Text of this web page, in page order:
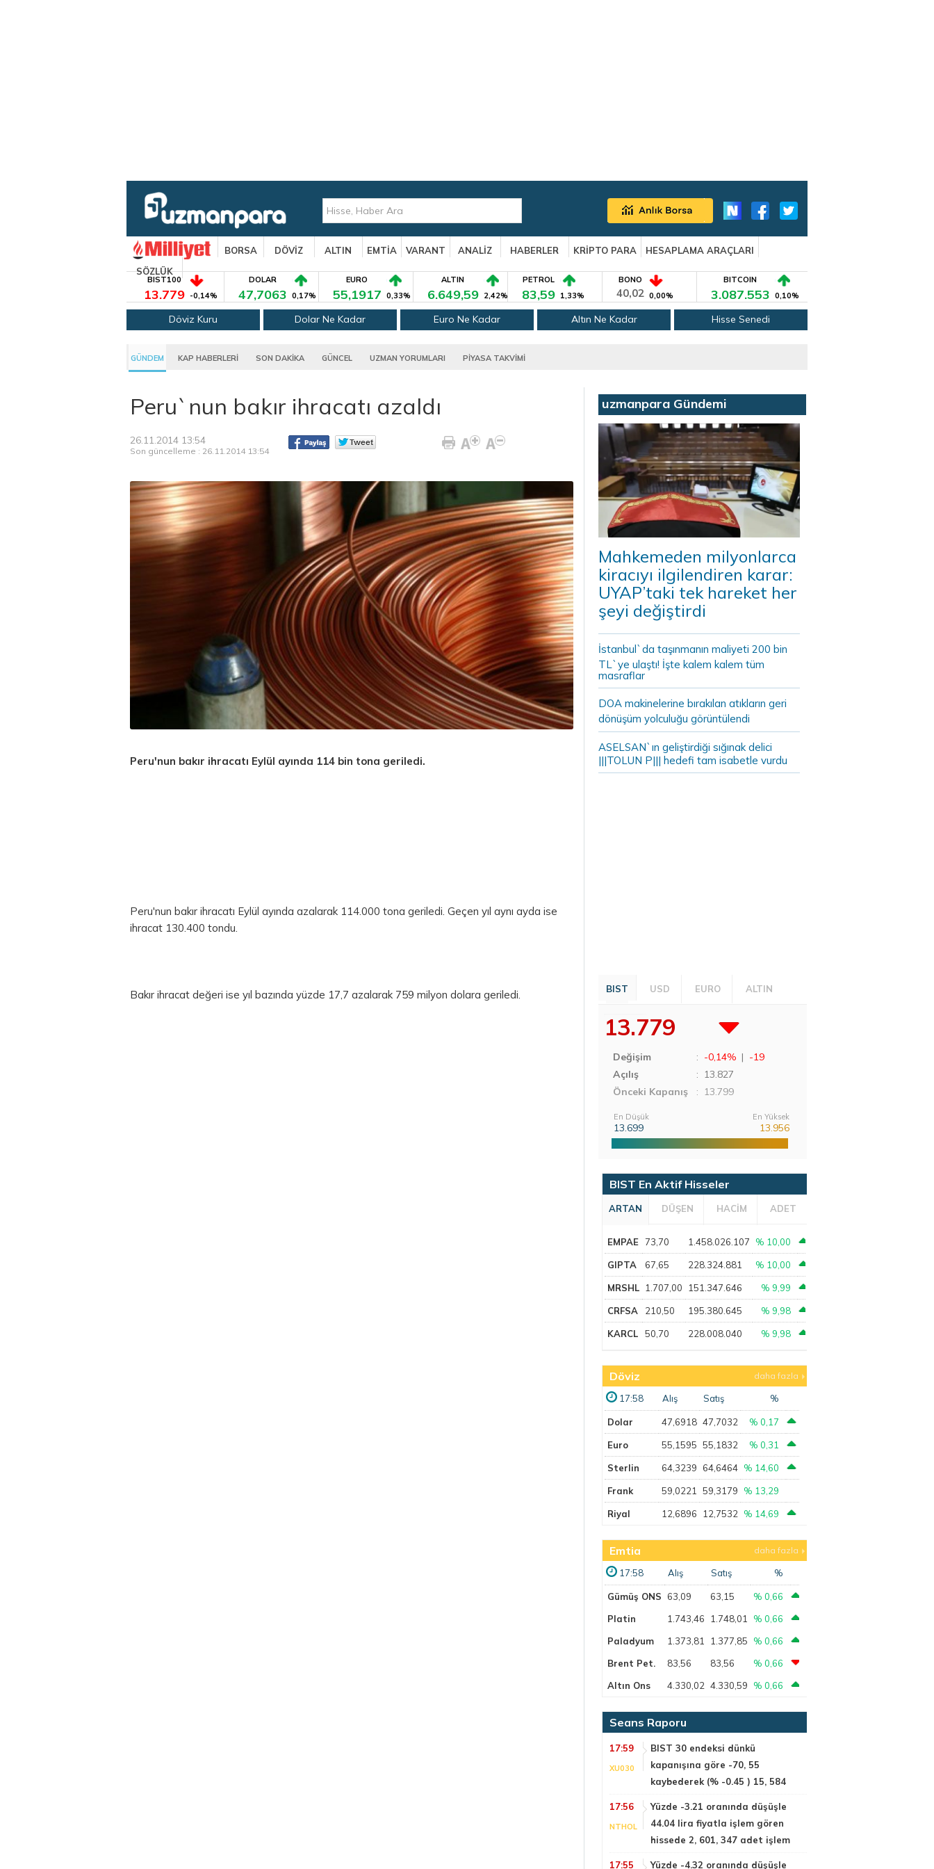
BORSA DÖVİZ ALTIN EMTİA VARANT ANALİZ HABERLER KRİPTO PARA
HESAPLAMA ARAÇLARI
SÖZLÜK
BIST100
13.779 -0,14%
DOLAR
47,7063 0,17%
EURO
55,1917 0,33%
ALTIN
6.649,59 2,42%
PETROL
83,59 1,33%
BONO
40,02 0,00%
BITCOIN
3.087.553 0,10%
Döviz Kuru Dolar Ne Kadar Euro Ne Kadar Altın Ne Kadar Hisse Senedi
GÜNDEM KAP HABERLERİ SON DAKİKA GÜNCEL UZMAN YORUMLARI PİYASA TAKVİMİ
Peru`nun bakır ihracatı azaldı
26.11.2014 13:54
Son güncelleme : 26.11.2014 13:54
Peru'nun bakır ihracatı Eylül ayında 114 bin tona geriledi.
Peru'nun bakır ihracatı Eylül ayında azalarak 114.000 tona geriledi. Geçen yıl aynı ayda ise
ihracat 130.400 tondu.
Bakır ihracat değeri ise yıl bazında yüzde 17,7 azalarak 759 milyon dolara geriledi.
uzmanpara Gündemi
Mahkemeden milyonlarca
kiracıyı ilgilendiren karar:
UYAP’taki tek hareket her
şeyi değiştirdi
İstanbul`da taşınmanın maliyeti 200 bin
TL`ye ulaştı! İşte kalem kalem tüm
masraflar
DOA makinelerine bırakılan atıkların geri
dönüşüm yolculuğu görüntülendi
ASELSAN`ın geliştirdiği sığınak delici
|||TOLUN P||| hedefi tam isabetle vurdu
BIST USD EURO ALTIN
13.779
Değişim : -0,14% | -19
Açılış
: 13.827
Önceki Kapanış
: 13.799
En Düşük
13.699
En Yüksek
13.956
BIST En Aktif Hisseler
ARTAN DÜŞEN HACİM ADET
EMPAE 73,70 1.458.026.107 % 10,00
GIPTA 67,65 228.324.881 % 10,00
MRSHL 1.707,00 151.347.646 % 9,99
CRFSA 210,50 195.380.645 % 9,98
KARCL 50,70 228.008.040 % 9,98
Döviz daha fazla
17:58 Alış Satış %
Dolar 47,6918 47,7032 % 0,17
Euro 55,1595 55,1832 % 0,31
Sterlin 64,3239 64,6464 % 14,60
Frank 59,0221 59,3179 % 13,29
Riyal 12,6896 12,7532 % 14,69
Emtia daha fazla
17:58 Alış Satış %
Gümüş ONS 63,09 63,15
% 0,66
Platin
1.743,46 1.748,01
% 0,66
Paladyum
1.373,81 1.377,85
% 0,66
Brent Pet.
83,56 83,56
% 0,66
Altın Ons
4.330,02 4.330,59 % 0,66
Seans Raporu
17:59
XU030
BIST 30 endeksi dünkü
kapanışına göre -70, 55
kaybederek (% -0.45 ) 15, 584
17:56
NTHOL
Yüzde -3.21 oranında düşüşle
44.04 lira fiyatla işlem gören
hissede 2, 601, 347 adet işlem
17:55
Yüzde -4.32 oranında düşüşle